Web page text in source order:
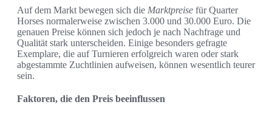
Auf dem Markt bewegen sich die Marktpreise für Quarter
Horses normalerweise zwischen 3.000 und 30.000 Euro. Die
genauen Preise können sich jedoch je nach Nachfrage und
Qualität stark unterscheiden. Einige besonders gefragte
Exemplare, die auf Turnieren erfolgreich waren oder stark
abgestammte Zuchtlinien aufweisen, können wesentlich teurer
sein.
Faktoren, die den Preis beeinflussen